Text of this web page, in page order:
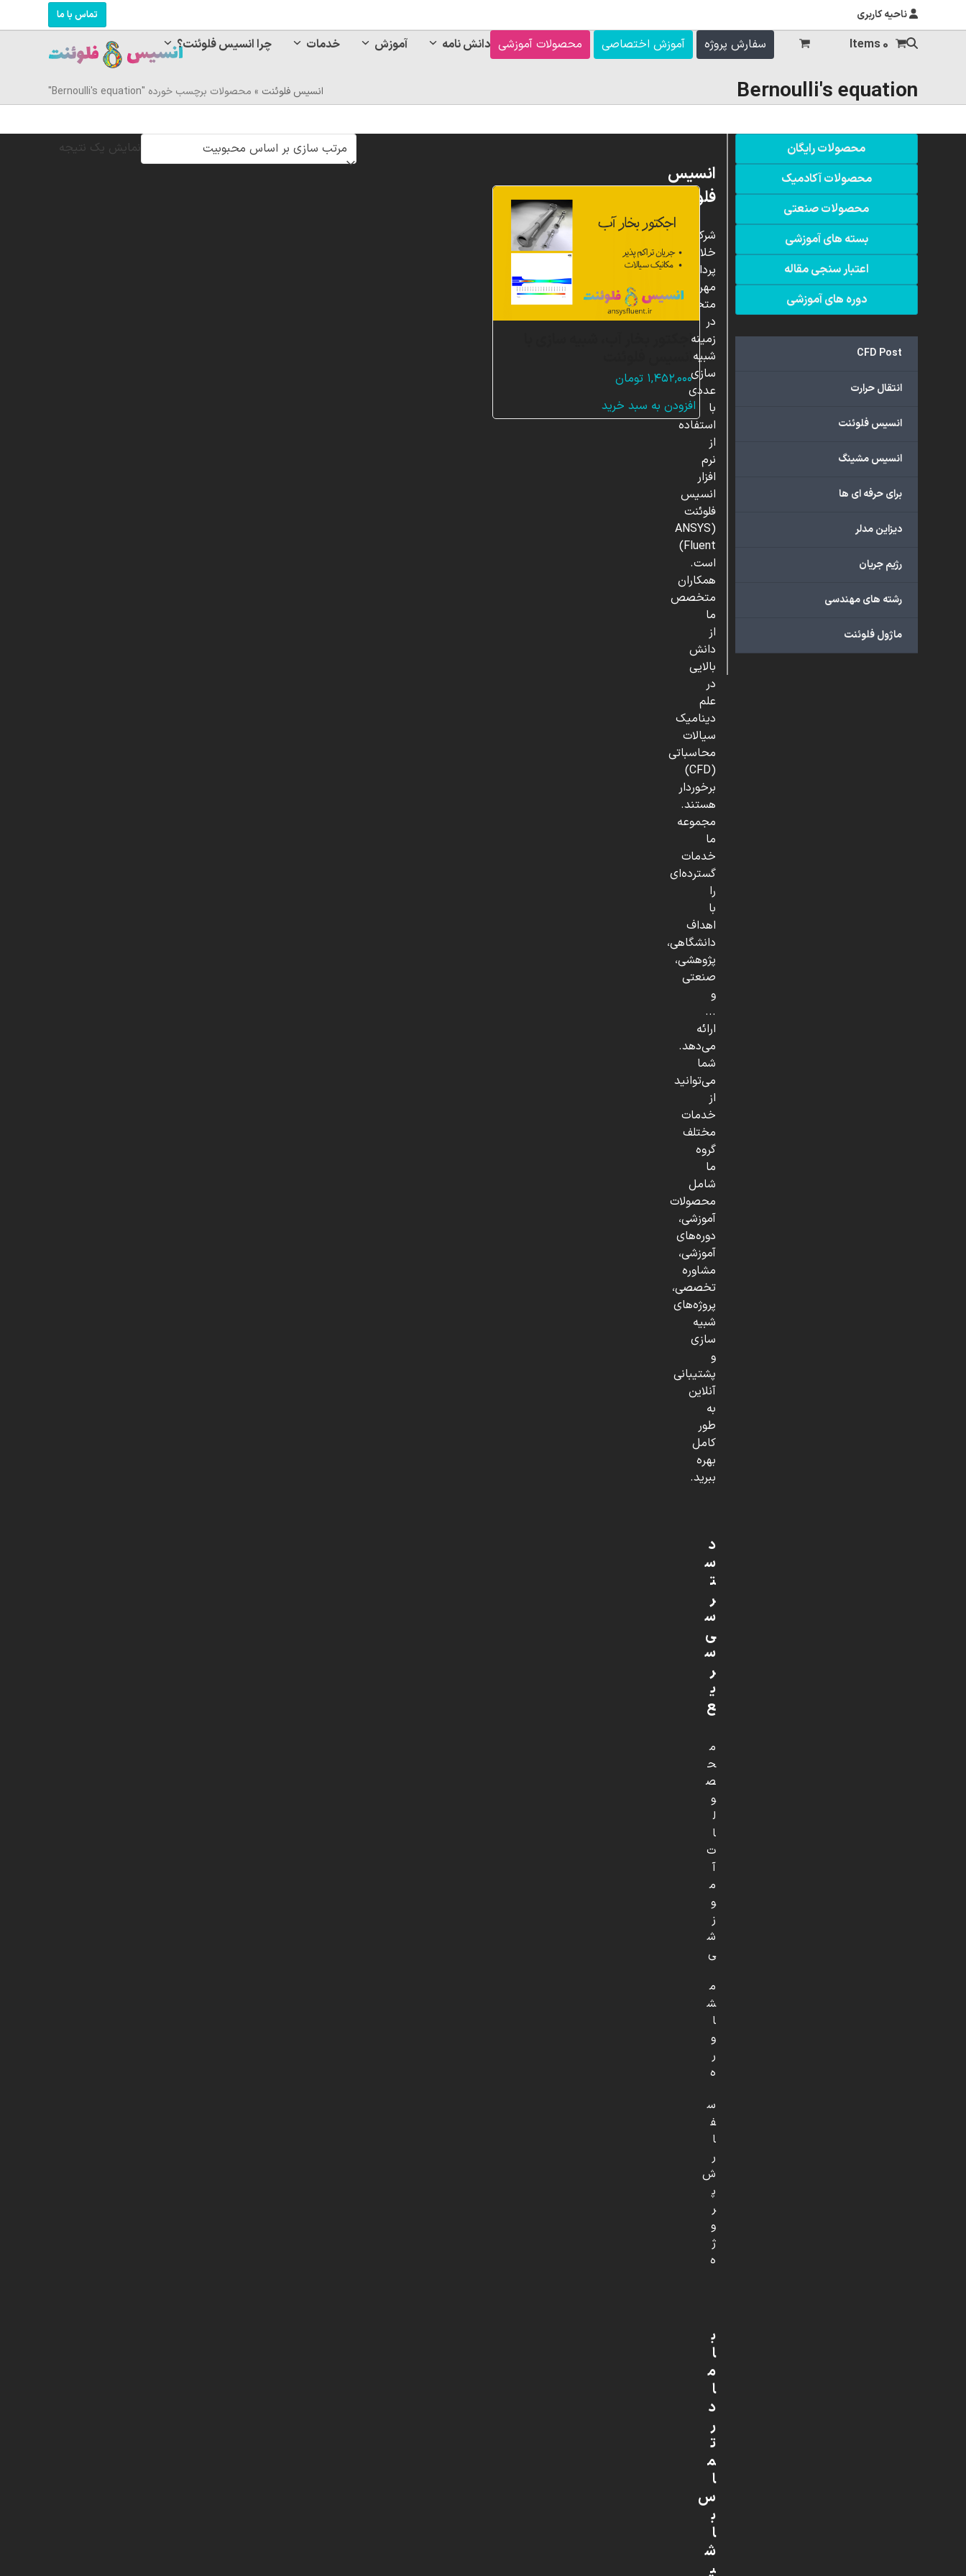
ناحیه کاربری تماس با ما
چرا انسیس فلوئنت؟ خدمات آموزش دانش نامه محصولات آموزشی آموزش اختصاصی سفارش پروژه 0 Items
Bernoulli's equation انسیس فلوئنت » محصولات برچسب خورده "Bernoulli's equation"
نمایش یک نتیجه
اجکتور بخار آب، شبیه سازی با
۱,۴۵۲,۰۰۰ تومان
افزودن به سبد خرید
محصولات رایگان
محصولات آکادمیک
محصولات صنعتی
بسته های آموزشی
اعتبار سنجی مقاله
دوره های آموزشی
CFD Post
انتقال حرارت
انسیس فلوئنت
انسیس مشینگ
برای حرفه ای ها
دیزاین مدلر
رژیم جریان
رشته های مهندسی
ماژول فلوئنت
انسیس
فلوئنت
شرکت
خلاق
پردازشگران
مهر،
متخصص
در
زمینه
شبیه
سازی
عددی
با
استفاده
از
نرم
افزار
انسیس
فلوئنت
(ANSYS
Fluent)
است.
همکاران
متخصص
ما
از
دانش
بالایی
در
علم
دینامیک
سیالات
محاسباتی
(CFD)
برخوردار
هستند.
مجموعه
ما
خدمات
گسترده‌ای
را
با
اهداف
دانشگاهی،
پژوهشی،
صنعتی
و
...
ارائه
می‌دهد.
شما
می‌توانید
از
خدمات
مختلف
گروه
ما
شامل
محصولات
آموزشی،
دوره‌های
آموزشی،
مشاوره
تخصصی،
پروژه‌های
شبیه
سازی
و
پشتیبانی
آنلاین
به
طور
کامل
بهره
ببرید.
د
س
ت
ر
س
ی
س
ر
ی
ع
م
ح
ص
و
ل
ا
ت
آ
م
و
ز
ش
ی
م
ش
ا
و
ر
ه
س
ف
ا
ر
ش
پ
ر
و
ژ
ه
ب
ا
م
ا
د
ر
ت
م
ا
س
ب
ا
ش
ی